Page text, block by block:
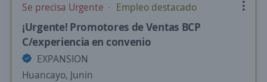
Se precisa Urgente Empleo destacado
¡Urgente! Promotores de Ventas BCP
C/experiencia en convenio
EXPANSION
Huancayo, Junin